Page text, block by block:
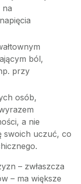
na
ból,
przy
osób,
a nie
swoich uczuć, co
– zwłaszcza
– ma większe